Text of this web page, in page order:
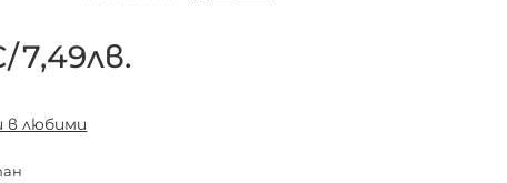
/7,49лв.
в любими